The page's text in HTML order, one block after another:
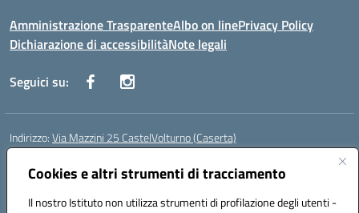
Cookies e altri strumenti di tracciamento
Il nostro Istituto non utilizza strumenti di profilazione degli utenti -
Amministrazione TrasparenteAlbo on linePrivacy Policy
Dichiarazione di accessibilitàNote legali
Seguici su:
Indirizzo:Via Mazzini 25 CastelVolturno (Caserta)
Centralino:
Posta elettronica certificata (PEC):ceis014005@pec.istruzione.it
Codice fiscale: 93063510619